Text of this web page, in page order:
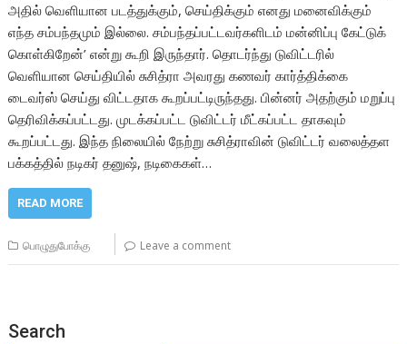
அதில் வெளியான படத்துக்கும், செய்திக்கும் எனது மனைவிக்கும்
எந்த சம்பந்தமும் இல்லை. சம்பந்தப்பட்டவர்களிடம் மன்னிப்பு கேட்டுக்
கொள்கிறேன்’ என்று கூறி இருந்தார். தொடர்ந்து டுவிட்டரில்
வெளியான செய்தியில் சுசித்ரா அவரது கணவர் கார்த்திக்கை
டைவர்ஸ் செய்து விட்டதாக கூறப்பட்டிருந்தது. பின்னர் அதற்கும் மறுப்பு
தெரிவிக்கப்பட்டது. முடக்கப்பட்ட டுவிட்டர் மீட்கப்பட்ட தாகவும்
கூறப்பட்டது. இந்த நிலையில் நேற்று சுசித்ராவின் டுவிட்டர் வலைத்தள
பக்கத்தில் நடிகர் தனுஷ், நடிகைகள்…
READ MORE
பொழுதுபோக்கு Leave a comment
Search